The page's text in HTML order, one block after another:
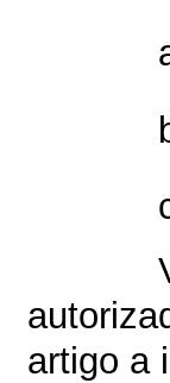
artigo a